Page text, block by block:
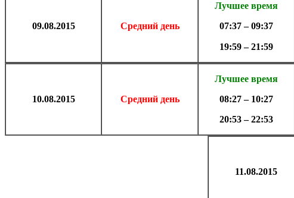
09.08.2015 Средний день
Лучшее время
07:37 – 09:37
19:59 – 21:59
10.08.2015 Средний день
Лучшее время
08:27 – 10:27
20:53 – 22:53
11.08.2015